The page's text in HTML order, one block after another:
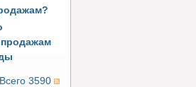
Всего 3590